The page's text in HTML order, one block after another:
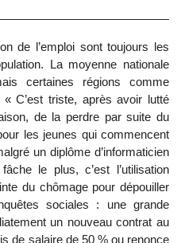
de l’emploi sont toujours les
La moyenne nationale
certaines régions comme
C’est triste, après avoir lutté
de la perdre par suite du
les jeunes qui commencent
un diplôme d’informaticien
le plus, c’est l’utilisation
du chômage pour dépouiller
sociales : une grande
un nouveau contrat au
de salaire de 50 % ou renonce